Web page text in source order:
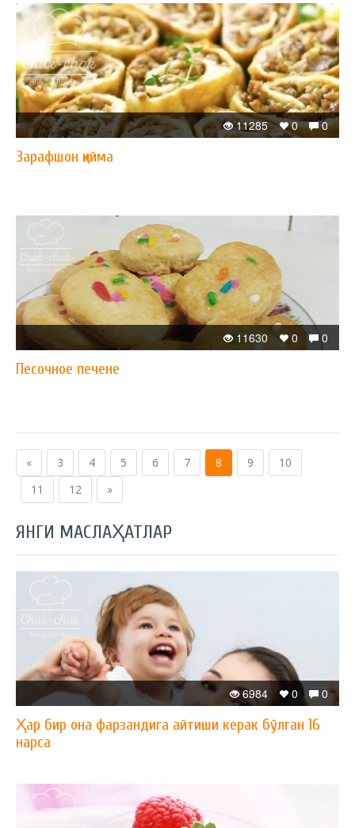
0
0
11285
Зарафшон қийма
0
0
11630
Песочное печене
« 3 4 5 6 7 8 9
10
11
12 »
ЯНГИ МАСЛАҲАТЛАР
0
0
6984
Ҳар бир она фарзандига айтиши керак бўлган 16
нарса